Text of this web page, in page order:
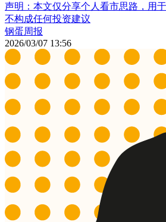
声明：本文仅分享个人看市思路，用
不构成任何投资建议
钢蛋周报
2026/03/07 13:56